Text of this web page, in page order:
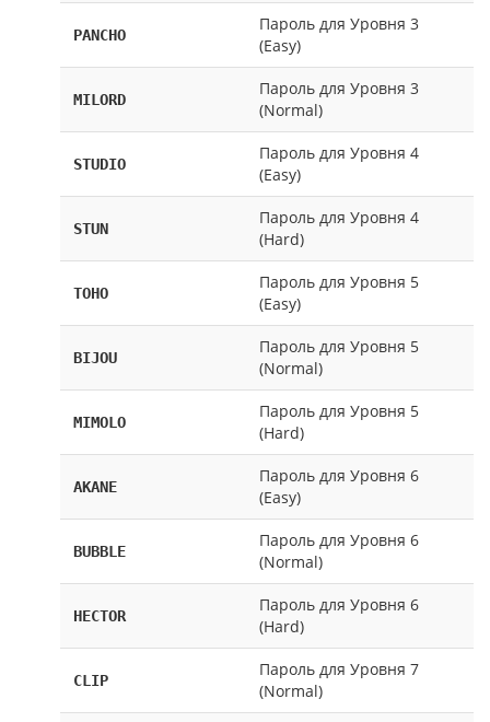
PANCHO
Пароль для Уровня 3
(Easy)
MILORD
Пароль для Уровня 3
(Normal)
STUDIO
Пароль для Уровня 4
(Easy)
STUN
Пароль для Уровня 4
(Hard)
TOHO
Пароль для Уровня 5
(Easy)
BIJOU
Пароль для Уровня 5
(Normal)
MIMOLO
Пароль для Уровня 5
(Hard)
AKANE
Пароль для Уровня 6
(Easy)
BUBBLE
Пароль для Уровня 6
(Normal)
HECTOR
Пароль для Уровня 6
(Hard)
CLIP
Пароль для Уровня 7
(Normal)